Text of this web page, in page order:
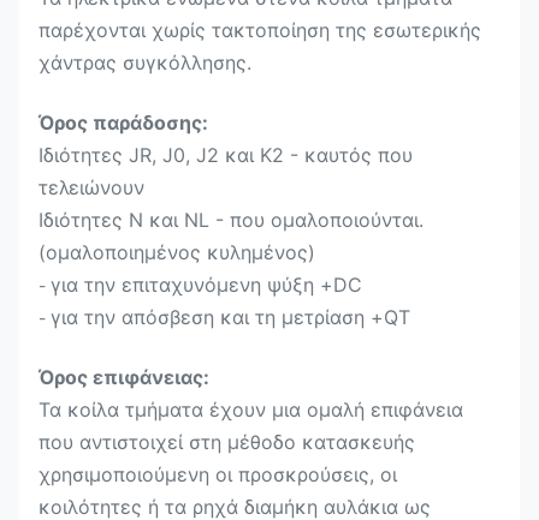
παρέχονται χωρίς τακτοποίηση της εσωτερικής
χάντρας συγκόλλησης.
Όρος παράδοσης:
Ιδιότητες JR, J0, J2 και K2 - καυτός που
τελειώνουν
Ιδιότητες Ν και NL - που ομαλοποιούνται.
(ομαλοποιημένος κυλημένος)
- για την επιταχυνόμενη ψύξη +DC
- για την απόσβεση και τη μετρίαση +QT
Όρος επιφάνειας:
Τα κοίλα τμήματα έχουν μια ομαλή επιφάνεια
που αντιστοιχεί στη μέθοδο κατασκευής
χρησιμοποιούμενη οι προσκρούσεις, οι
κοιλότητες ή τα ρηχά διαμήκη αυλάκια ως